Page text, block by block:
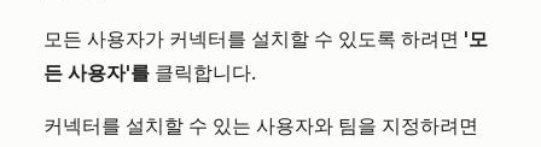
모든 사용자가 커넥터를 설치할 수 있도록 하려면 '모
든 사용자'를 클릭합니다.
커넥터를 설치할 수 있는 사용자와 팀을 지정하려면